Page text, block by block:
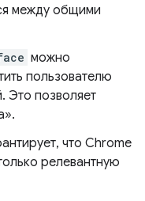
между общими
можно
пользователю
Это позволяет
что Chrome
релевантную